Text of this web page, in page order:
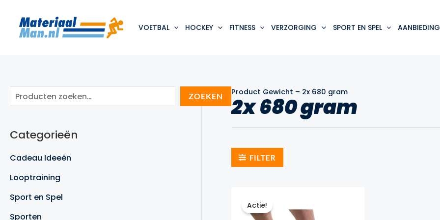
inhoud
VOETBAL HOCKEY FITNESS VERZORGING SPORT EN SPEL
o
k
e
n
ZOEKEN
Categorieën
Cadeau Ideeën
Looptraining
Sport en Spel
Sporten
Product Gewicht – 2x 680 gram
2x 680 gram
FILTER
Actie!